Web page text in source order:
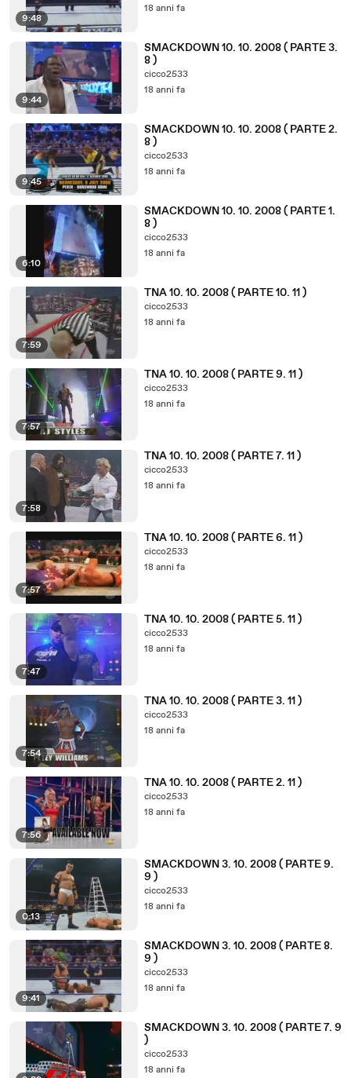
9:48
18 anni fa
9:44
SMACKDOWN 10. 10. 2008 ( PARTE 3.
8 )
cicco2533
18 anni fa
9:45
SMACKDOWN 10. 10. 2008 ( PARTE 2.
8 )
cicco2533
18 anni fa
6:10
SMACKDOWN 10. 10. 2008 ( PARTE 1.
8 )
cicco2533
18 anni fa
7:59
TNA 10. 10. 2008 ( PARTE 10. 11 )
cicco2533
18 anni fa
7:57
TNA 10. 10. 2008 ( PARTE 9. 11 )
cicco2533
18 anni fa
7:58
TNA 10. 10. 2008 ( PARTE 7. 11 )
cicco2533
18 anni fa
7:57
TNA 10. 10. 2008 ( PARTE 6. 11 )
cicco2533
18 anni fa
7:47
TNA 10. 10. 2008 ( PARTE 5. 11 )
cicco2533
18 anni fa
7:54
TNA 10. 10. 2008 ( PARTE 3. 11 )
cicco2533
18 anni fa
7:56
TNA 10. 10. 2008 ( PARTE 2. 11 )
cicco2533
18 anni fa
0:13
SMACKDOWN 3. 10. 2008 ( PARTE 9.
9 )
cicco2533
18 anni fa
9:41
SMACKDOWN 3. 10. 2008 ( PARTE 8.
9 )
cicco2533
18 anni fa
SMACKDOWN 3. 10. 2008 ( PARTE 7. 9
)
cicco2533
18 anni fa